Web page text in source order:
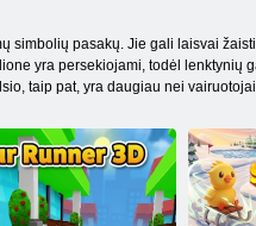
simbolių pasakų. Jie gali laisvai
yra persekiojami, todėl lenktynių
taip pat, yra daugiau nei